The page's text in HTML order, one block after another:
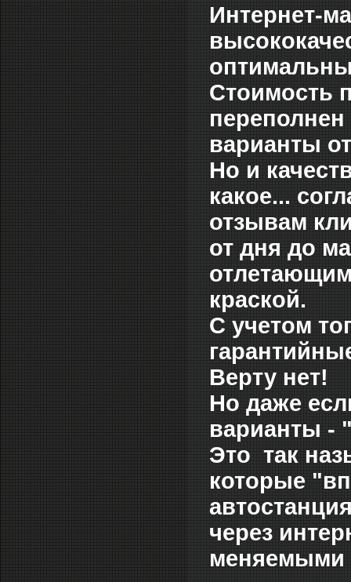
Интернет-
Стоимость
переполнен
варианты
Но и
какое...
отзывам
от дня до
краской.
С учетом
Верту нет!
Но даже
варианты -
Это так
которые
через
меняемыми